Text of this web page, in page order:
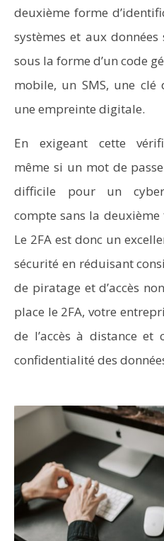
deuxième forme
systèmes et aux
sous la forme d’un code
mobile, un SMS, une
une empreinte digitale.
En exigeant cette
même si un mot de
difficile pour un
compte sans la
Le 2FA est donc un
sécurité en réduisant
de piratage et d’accès
place le 2FA, votre
de l’accès à distance et
confidentialité des